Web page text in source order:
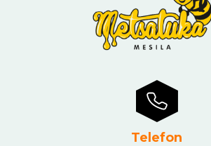
Telefon